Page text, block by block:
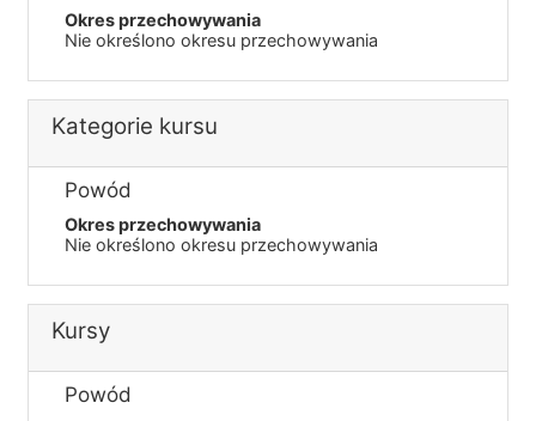
Okres przechowywania
Nie określono okresu przechowywania
Kategorie kursu
Powód
Okres przechowywania
Nie określono okresu przechowywania
Kursy
Powód